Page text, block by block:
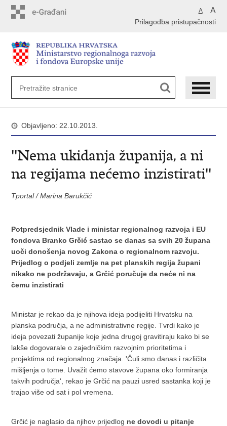
A A
Prilagodba pristupačnosti
Objavljeno: 22.10.2013.
''Nema ukidanja županija, a ni
na regijama nećemo inzistirati''
Tportal / Marina Barukčić
Potpredsjednik Vlade i ministar regionalnog razvoja i EU
fondova Branko Grčić sastao se danas sa svih 20 župana
uoči donošenja novog Zakona o regionalnom razvoju.
Prijedlog o podjeli zemlje na pet planskih regija župani
nikako ne podržavaju, a Grčić poručuje da neće ni na
čemu inzistirati
Ministar je rekao da je njihova ideja podijeliti Hrvatsku na
planska područja, a ne administrativne regije. Tvrdi kako je
ideja povezati županije koje jedna drugoj gravitiraju kako bi se
lakše dogovarale o zajedničkim razvojnim prioritetima i
projektima od regionalnog značaja. 'Čuli smo danas i različita
mišljenja o tome. Uvažit ćemo stavove župana oko formiranja
takvih područja', rekao je Grčić na pauzi usred sastanka koji je
trajao više od sat i pol vremena.
Grčić je naglasio da njihov prijedlog ne dovodi u pitanje